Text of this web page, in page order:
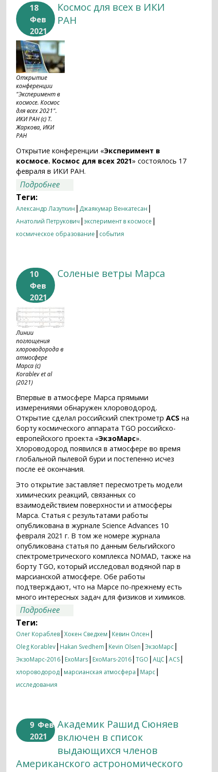
18
Фев
2021
Космос для всех в ИКИ
РАН
Открытие
конференции
"Эксперимент в
космосе. Космос
для всех 2021".
ИКИ РАН (с) Т.
Жаркова, ИКИ
РАН
Открытие конференции «Эксперимент в
космосе. Космос для всех 2021» состоялось 17
февраля в ИКИ РАН.
Подробнее
Теги:
Александр Лазуткин | Джаякумар Венкатесан |
Анатолий Петрукович |эксперимент в космосе |
космическое образование | события
10
Фев
2021
Соленые ветры Марса
Линии
поглощения
хлороводорода в
атмосфере
Марса (с)
Korablev et al
(2021)
Впервые в атмосфере Марса прямыми
измерениями обнаружен хлороводород.
Открытие сделал российский спектрометрACS на
борту космического аппарата TGO российско-
европейского проекта «ЭкзоМарс».
Хлороводород появился в атмосфере во время
глобальной пылевой бури и постепенно исчез
после её окончания.
Это открытие заставляет пересмотреть модели
химических реакций, связанных со
взаимодействием поверхности и атмосферы
Марса. Статья с результатами работы
опубликована в журнале Science Advances 10
февраля 2021 г. В том же номере журнала
опубликована статья по данным бельгийского
спектрометрического комплекса NOMAD, также на
борту TGO, который исследовал водяной пар в
марсианской атмосфере. Обе работы
подтверждают, что на Марсе по-прежнему есть
много интересных задач для физиков и химиков.
Подробнее
Теги:
Олег Кораблев|Хокен Сведхем | Кевин Олсен |
Oleg Korablev| Hakan Svedhem | Kevin Olsen |ЭкзоМарс|
ЭкзоМарс-2016| ExoMars| ExoMars-2016|TGO |АЦС |ACS|
хлороводород| марсианская атмосфера | Марс|
исследования
9 Фев
2021
Академик Рашид Сюняев
включен в список
выдающихся членов
Американского астрономического